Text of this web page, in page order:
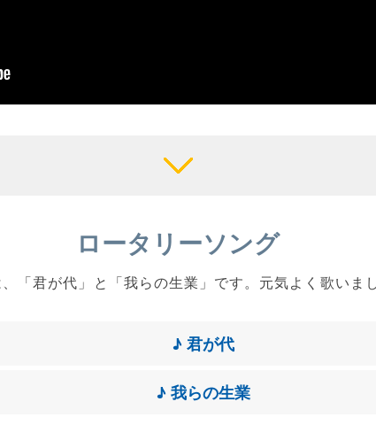
ロータリーソング
「君が代」と「我らの生業」です。元気よく歌いま
♪ 君が代
♪ 我らの生業